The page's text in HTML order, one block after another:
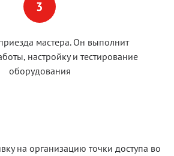
мастера. Он выполнит
настройку и тестирование
оборудования
на организацию точки доступа во